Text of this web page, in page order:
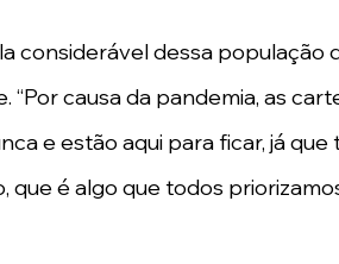
considerável dessa população
causa da pandemia, as
e estão aqui para ficar, já que
é algo que todos